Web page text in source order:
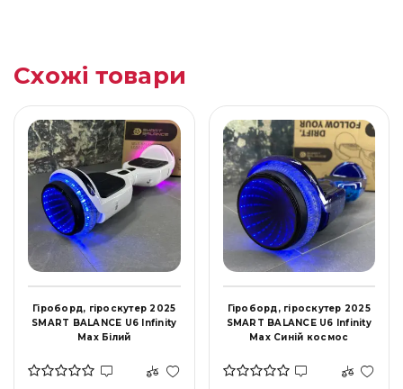
Схожі товари
Гіроборд, гіроскутер 2025
SMART BALANCE U6 Infinity
Max Білий
Гіроборд, гіроскутер 2025
SMART BALANCE U6 Infinity
Max Синій космос